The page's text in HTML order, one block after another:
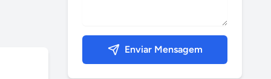
Enviar Mensagem